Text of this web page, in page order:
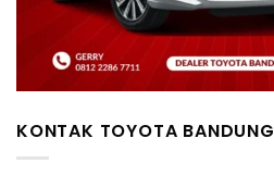
KONTAK TOYOTA BANDUNG